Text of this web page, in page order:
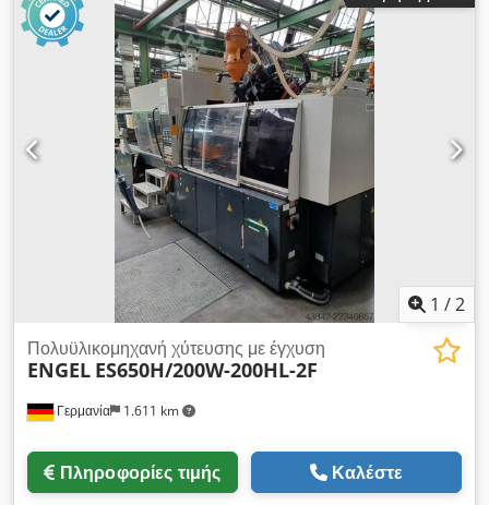
γερμανικά Υδραυλική εξαγωγή πυρήνα 6x Μηχανή χωρίς
σύστημα χειρισμού Μηχανή χωρίς χοάνη υλικού Στοιχεία
εξισορρόπησης Θέρμανση εργαλείου 16x Διπλοσυστατικό
μηχάνημα χύτευσης με έγχυση Διαστάσεις μηχανής (ΜxΠxΥ):
9,83m x 2,33m x 2,48m Συνολικό βάρος: 23.090 kg
1 /2
Γερμανία 1.611 km
Πολυϋλικομηχανή χύτευσης με έγχυση
ENGEL ES650H/200W-200HL-2F
Πληροφορίες τιμής Καλέστε